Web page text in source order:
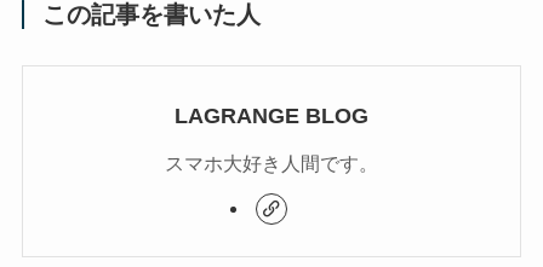
この記事を書いた人
LAGRANGE BLOG
スマホ大好き人間です。